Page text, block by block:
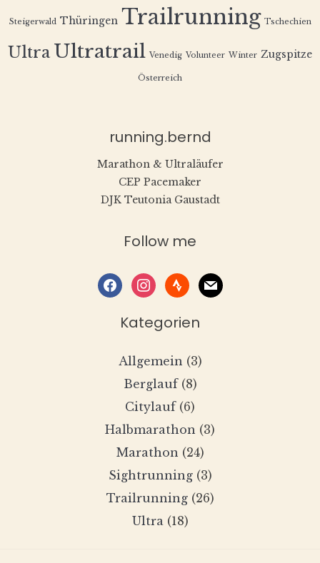
Steigerwald Thüringen Trailrunning Tschechien
Ultra Ultratrail Venedig Volunteer Winter Zugspitze
Österreich
running.bernd
Marathon & Ultraläufer
CEP Pacemaker
DJK Teutonia Gaustadt
Follow me
facebookinstagram
stravamail
Kategorien
Allgemein (3)
Berglauf(8)
Citylauf(6)
Halbmarathon (3)
Marathon (24)
Sightrunning(3)
Trailrunning(26)
Ultra(18)